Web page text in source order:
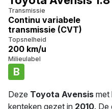
Transmissie
Continu variabele
transmissie (CVT)
Topsnelheid
200 km/u
Milieulabel
B
Deze Toyota Avensis met
kenteken gezet in 2010. De